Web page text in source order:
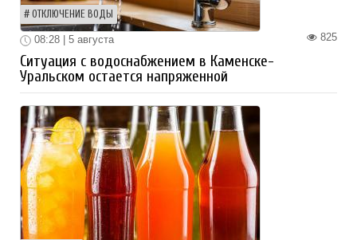
ОТКЛЮЧЕНИЕ ВОДЫ
825
08:28 | 5 августа
Ситуация с водоснабжением в Каменске-
Уральском остается напряженной